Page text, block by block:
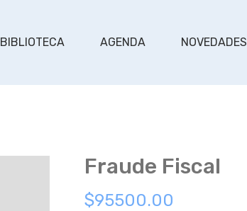
BIBLIOTECA AGENDA NOVEDADES
Fraude Fiscal
$95500.00